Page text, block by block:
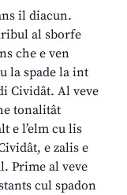
il diacun.
al sborfe
che e ven
la spade la int
Cividât. Al veve
tonalitât
e l’elm cu lis
e zalis e
Prime al veve
cul spadon